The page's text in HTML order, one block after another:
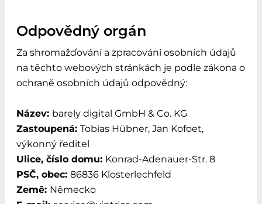
Odpovědný orgán
Za shromažďování a zpracování osobních údajů
na těchto webových stránkách je podle zákona o
ochraně osobních údajů odpovědný:
Název: barely digital GmbH & Co. KG
Zastoupená: Tobias Hübner, Jan Kofoet,
výkonný ředitel
Ulice, číslo domu: Konrad-Adenauer-Str. 8
PSČ, obec: 86836 Klosterlechfeld
Země: Německo